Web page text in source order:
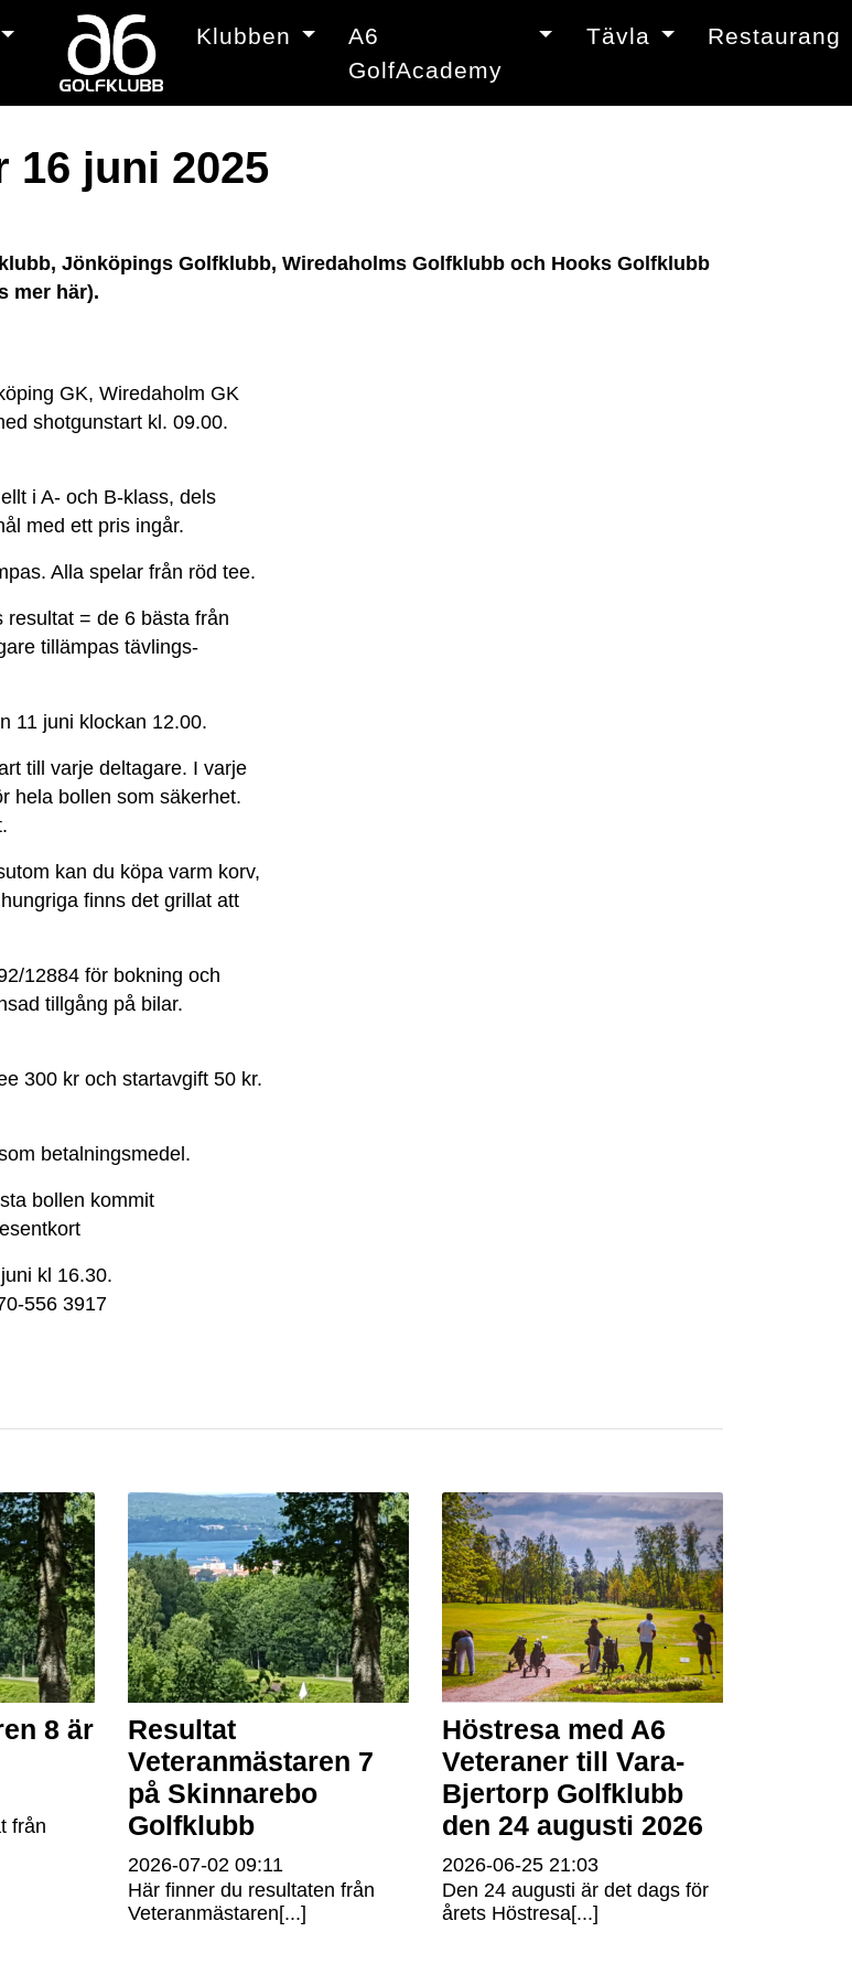
Klubben
A6
GolfAcademy
Tävla Restaurang
16 juni 2025
Jönköpings Golfklubb, Wiredaholms Golfklubb och Hooks Golfklubb
mer här).
GK, Wiredaholm GK
shotgunstart kl. 09.00.
i A- och B-klass, dels
med ett pris ingår.
Alla spelar från röd tee.
resultat = de 6 bästa från
tillämpas tävlings-
11 juni klockan 12.00.
till varje deltagare. I varje
hela bollen som säkerhet.
kan du köpa varm korv,
finns det grillat att
12884 för bokning och
tillgång på bilar.
300 kr och startavgift 50 kr.
betalningsmedel.
bollen kommit
kl 16.30.
556 3917
8 är
från
Resultat
Veteranmästaren 7
på Skinnarebo
Golfklubb
2026-07-02 09:11
Här finner du resultaten från
Veteranmästaren[...]
Höstresa med A6
Veteraner till Vara-
Bjertorp Golfklubb
den 24 augusti 2026
2026-06-25 21:03
Den 24 augusti är det dags för
årets Höstresa[...]